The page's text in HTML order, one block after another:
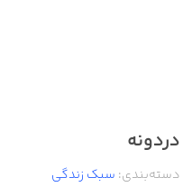
دردونه
دسته‌بندی: سبک زندگی